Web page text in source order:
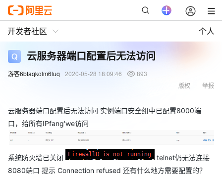
开发者社区 个人
云服务器端口配置后无法访问
游客6bfaqkolm6luq 2020-05-28 18:09:46
893
举报
版权
云服务器端口配置后无法访问 实例端口安全组中已配置8000端
口，给所有IPfang'we访问
系统防火墙已关闭
telnet仍无法连接
8080端口 提示 Connection refused 还有什么地方需要配置的？